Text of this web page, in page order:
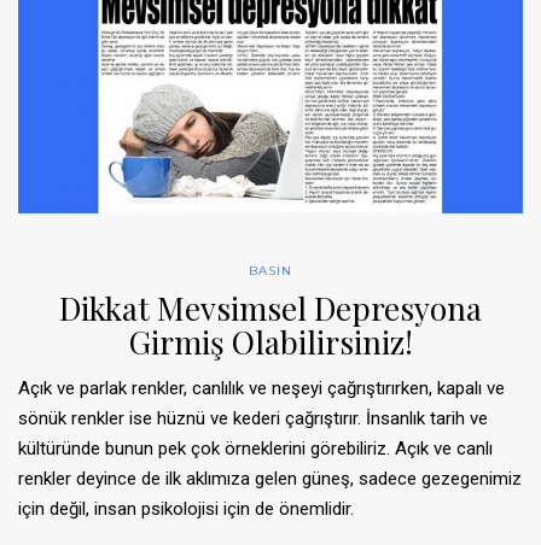
BASIN
Dikkat Mevsimsel Depresyona
Girmiş Olabilirsiniz!
Açık ve parlak renkler, canlılık ve neşeyi çağrıştırırken, kapalı ve
sönük renkler ise hüznü ve kederi çağrıştırır. İnsanlık tarih ve
kültüründe bunun pek çok örneklerini görebiliriz. Açık ve canlı
renkler deyince de ilk aklımıza gelen güneş, sadece gezegenimiz
için değil, insan psikolojisi için de önemlidir.